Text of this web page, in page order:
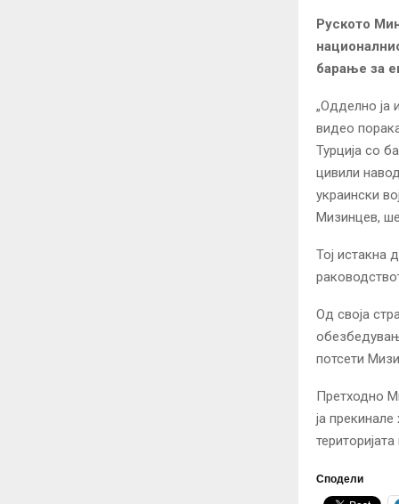
Руското
барање за
„Одделно ја
видео
Турција со
цивили
украински
Мизинцев,
Тој истакна
Од своја
потсети
Претходно
ја прекинале
Сподели